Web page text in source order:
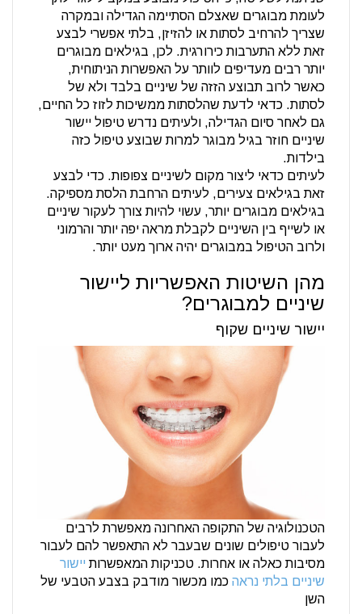
לעומת מבוגרים שאצלם הסתיימה הגדילה ובמקרה
שצריך להרחיב לסתות או להזיזן, בלתי אפשרי לבצע
זאת ללא התערבות כירורגית. לכן, בגילאים מבוגרים
יותר רבים מעדיפים לוותר על האפשרות הניתוחית,
כאשר לרוב תבוצע הזזה של שיניים בלבד ולא של
לסתות. כדאי לדעת שהלסתות ממשיכות לזוז כל החיים,
גם לאחר סיום הגדילה, ולעיתים נדרש טיפול יישור
שיניים חוזר בגיל מבוגר למרות שבוצע טיפול כזה
בילדות.
לעיתים כדאי ליצור מקום לשיניים צפופות. כדי לבצע
זאת בגילאים צעירים, לעיתים הרחבת הלסת מספיקה.
בגילאים מבוגרים יותר, עשוי להיות צורך לעקור שיניים
או לשייף בין השיניים לקבלת מראה יפה יותר והרמוני
ולרוב הטיפול במבוגרים יהיה ארוך מעט יותר.
מהן השיטות האפשריות ליישור
שיניים למבוגרים?
יישור שיניים שקוף
הטכנולוגיה של התקופה האחרונה מאפשרת לרבים
לעבור טיפולים שונים שבעבר לא התאפשר להם לעבור
מסיבות כאלה או אחרות. טכניקות המאפשרות יישור
שיניים בלתי נראה כמו מכשור מודבק בצבע הטבעי של
השן